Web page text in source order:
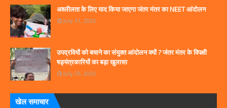
अश्लीलता के लिए याद किया जाएगा जंतर मंतर का NEET आंदोलन
July 31, 2026
उपद्रवियों को बचाने का संयुक्त आंदोलन क्यों ? जंतर मंतर के विपक्षी
षड्यंत्रकारियों का बड़ा खुलासा
July 29, 2026
खेल समाचार